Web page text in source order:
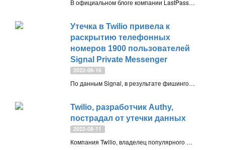
В официальном блоге компании LastPass, разработчика популярного менеджера паролей, появилась информация об инциденте безопасности, который привел к утечке конфиденциальных технических данных
Утечка в Twilio привела к
раскрытию телефонных
номеров 1900 пользователей
Signal Private Messenger
2022-08-16
По данным Signal, в результате фишинговой атаки на Twilio были раскрыты телефонные номера около 1900 пользователей мессенджера Signal Private Messenger
Twilio, разработчик Authy,
пострадал от утечки данных
2022-08-11
Компания Twilio, владелец популярного приложения для двухфакторной аутентификации Authy, сообщила об утечке данных